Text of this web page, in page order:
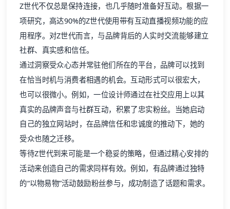
Z世代不仅总是保持连接，也几乎随时准备好互动。根据一
项研究，高达90%的Z世代使用带有互动直播视频功能的应
用程序。对Z世代而言，与品牌背后的人实时交流能够建立
社群、真实感和信任。
通过洞察受众心态并常驻他们所在的平台，品牌可以找到
在恰当时机与消费者相遇的机会。互动形式可以很宏大，
也可以很微小。例如，一位设计师通过在社交应用上以其
真实的品牌声音与社群互动，积累了忠实粉丝。当她启动
自己的独立网站时，在品牌信任和忠诚度的推动下，她的
受众也随之迁移。
等待Z世代到来可能是一个稳妥的策略，但通过精心安排的
活动来创造自己的需求同样有效。例如，有品牌通过独特
的“以物易物”活动鼓励粉丝参与，成功制造了话题和需求。